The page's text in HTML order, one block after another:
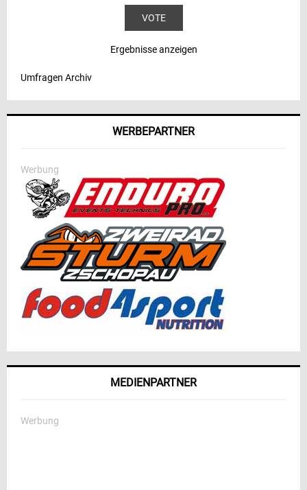
Ergebnisse anzeigen
Umfragen Archiv
WERBEPARTNER
Werbung
MEDIENPARTNER
Werbung